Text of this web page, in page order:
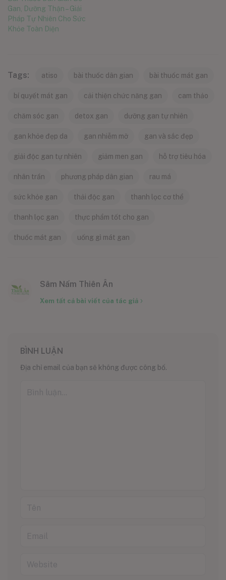
Gan, Dưỡng Thận – Giải
Pháp Tự Nhiên Cho Sức
Khỏe Toàn Diện
Tags: atiso bài thuốc dân gian bài thuốc mát gan
bí quyết mát gan cải thiện chức năng gan cam thảo
chăm sóc gan detox gan dưỡng gan tự nhiên
gan khỏe đẹp da gan nhiễm mỡ gan và sắc đẹp
giải độc gan tự nhiên giảm men gan hỗ trợ tiêu hóa
nhân trần phương pháp dân gian rau má
sức khỏe gan thải độc gan thanh lọc cơ thể
thanh lọc gan thực phẩm tốt cho gan
thuốc mát gan uống gì mát gan
Sâm Nấm Thiên Ân
Xem tất cả bài viết của tác giả
BÌNH LUẬN
Địa chỉ email của bạn sẽ không được công bố.